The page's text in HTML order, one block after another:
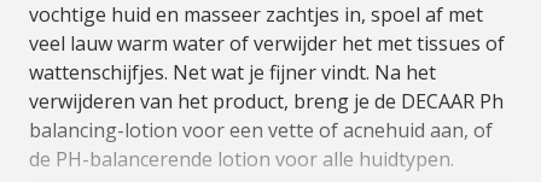
vochtige huid en masseer zachtjes in, spoel af met
veel lauw warm water of verwijder het met tissues of
wattenschijfjes. Net wat je fijner vindt. Na het
verwijderen van het product, breng je de DECAAR Ph
balancing-lotion voor een vette of acnehuid aan, of
de PH-balancerende lotion voor alle huidtypen.